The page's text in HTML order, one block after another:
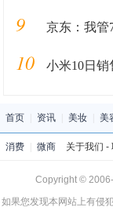
9 京东：我管7
10 小米10日
首页 资讯 美妆 美
消费 微商 关于我们 -
Copyright ©
如果您发现本网站上有侵